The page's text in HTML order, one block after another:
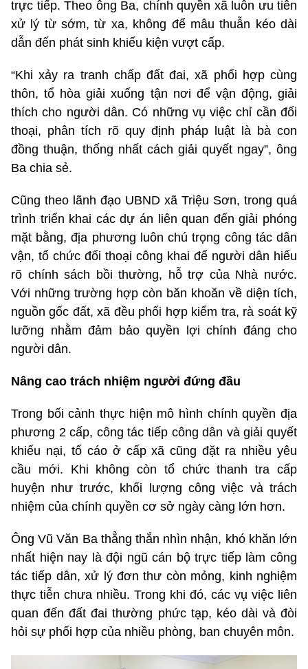
trực tiếp. Theo ông Ba, chính quyền xã luôn ưu tiên
xử lý từ sớm, từ xa, không để mâu thuẫn kéo dài
dẫn đến phát sinh khiếu kiện vượt cấp.
“Khi xảy ra tranh chấp đất đai, xã phối hợp cùng
thôn, tổ hòa giải xuống tận nơi để vận động, giải
thích cho người dân. Có những vụ việc chỉ cần đối
thoại, phân tích rõ quy định pháp luật là bà con
đồng thuận, thống nhất cách giải quyết ngay”, ông
Ba chia sẻ.
Cũng theo lãnh đạo UBND xã Triệu Sơn, trong quá
trình triển khai các dự án liên quan đến giải phóng
mặt bằng, địa phương luôn chú trọng công tác dân
vận, tổ chức đối thoại công khai để người dân hiểu
rõ chính sách bồi thường, hỗ trợ của Nhà nước.
Với những trường hợp còn băn khoăn về diện tích,
nguồn gốc đất, xã đều phối hợp kiểm tra, rà soát kỹ
lưỡng nhằm đảm bảo quyền lợi chính đáng cho
người dân.
Nâng cao trách nhiệm người đứng đầu
Trong bối cảnh thực hiện mô hình chính quyền địa
phương 2 cấp, công tác tiếp công dân và giải quyết
khiếu nại, tố cáo ở cấp xã cũng đặt ra nhiều yêu
cầu mới. Khi không còn tổ chức thanh tra cấp
huyện như trước, khối lượng công việc và trách
nhiệm của chính quyền cơ sở ngày càng lớn hơn.
Ông Vũ Văn Ba thẳng thắn nhìn nhận, khó khăn lớn
nhất hiện nay là đội ngũ cán bộ trực tiếp làm công
tác tiếp dân, xử lý đơn thư còn mỏng, kinh nghiệm
thực tiễn chưa nhiều. Trong khi đó, các vụ việc liên
quan đến đất đai thường phức tạp, kéo dài và đòi
hỏi sự phối hợp của nhiều phòng, ban chuyên môn.